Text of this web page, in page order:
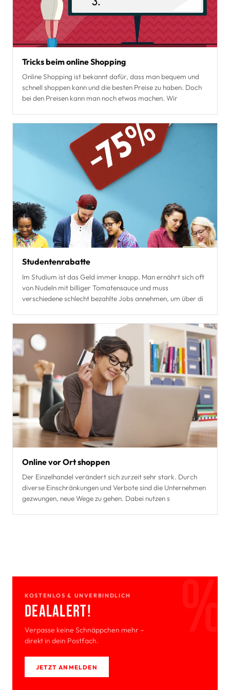
Tricks beim online Shopping
Online Shopping ist bekannt dafür, dass man bequem und
schnell shoppen kann und die besten Preise zu haben. Doch
bei den Preisen kann man noch etwas machen. Wir
Studentenrabatte
Im Studium ist das Geld immer knapp. Man ernährt sich oft
von Nudeln mit billiger Tomatensauce und muss
verschiedene schlecht bezahlte Jobs annehmen, um über di
Online vor Ort shoppen
Der Einzelhandel verändert sich zurzeit sehr stark. Durch
diverse Einschränkungen und Verbote sind die Unternehmen
gezwungen, neue Wege zu gehen. Dabei nutzen s
KOSTENLOS & UNVERBINDLICH
Deal­Alert!
Verpasse keine Schnäppchen mehr –
direkt in dein Postfach.
JETZT ANMELDEN